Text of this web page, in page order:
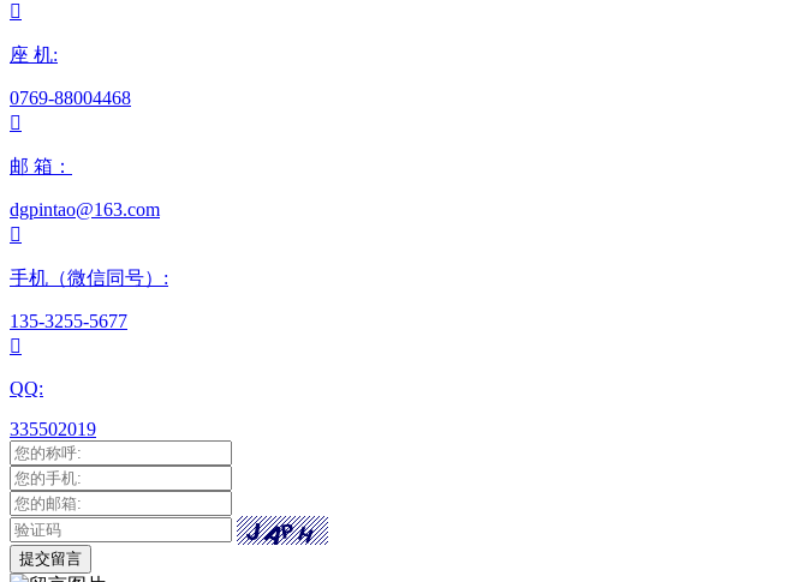

座 机:
0769-88004468

邮 箱：
dgpintao@163.com

手机（微信同号）:
135-3255-5677

QQ:
335502019